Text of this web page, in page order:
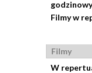
godzinowy
Filmy w
Filmy
W